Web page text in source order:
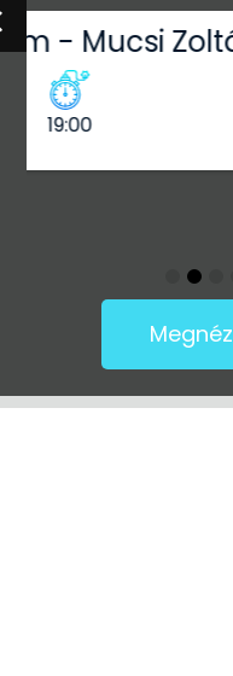
Country
Helyszín: terasz